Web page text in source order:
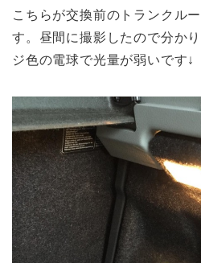
こちらが交換前のトランクル
す。昼間に撮影したので分か
ジ色の電球で光量が弱いです↓